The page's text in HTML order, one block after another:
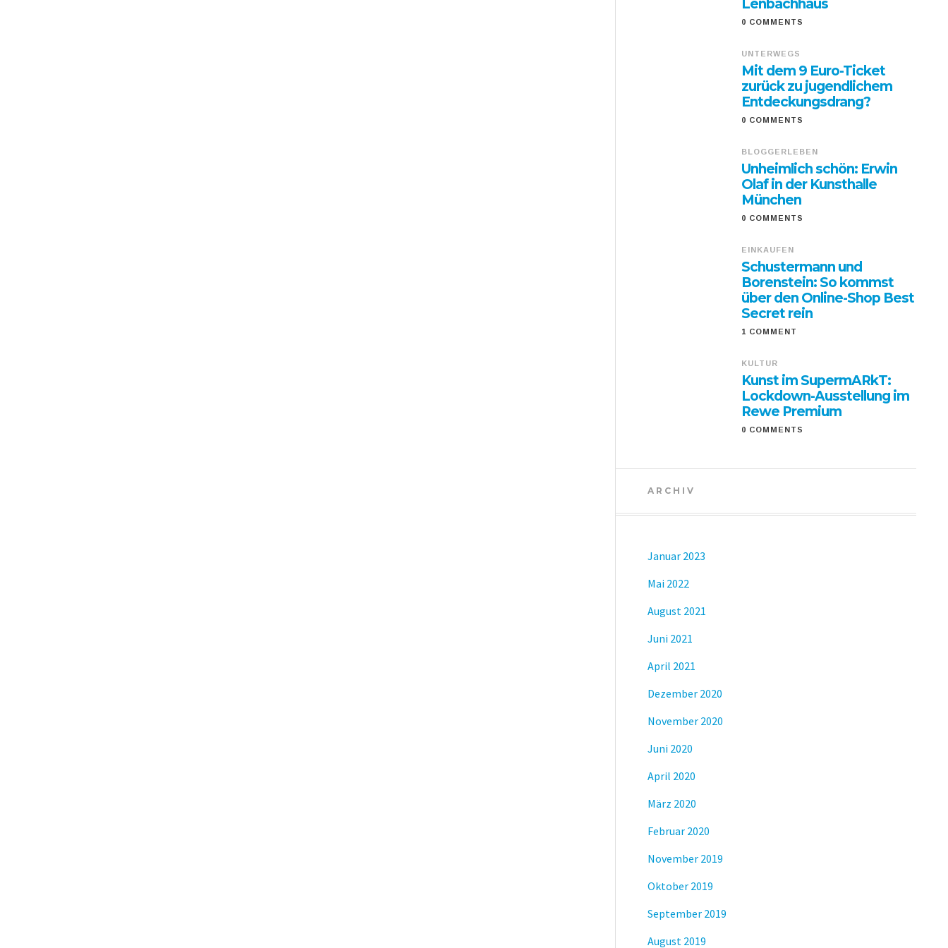
Lenbachhaus
0 COMMENTS
UNTERWEGS
Mit dem 9 Euro-Ticket
zurück zu jugendlichem
Entdeckungsdrang?
0 COMMENTS
BLOGGERLEBEN
Unheimlich schön: Erwin
Olaf in der Kunsthalle
München
0 COMMENTS
EINKAUFEN
Schustermann und
Borenstein: So kommst
über den Online-Shop Best
Secret rein
1 COMMENT
KULTUR
Kunst im SupermARkT:
Lockdown-Ausstellung im
Rewe Premium
0 COMMENTS
ARCHIV
Januar 2023
Mai 2022
August 2021
Juni 2021
April 2021
Dezember 2020
November 2020
Juni 2020
April 2020
März 2020
Februar 2020
November 2019
Oktober 2019
September 2019
August 2019